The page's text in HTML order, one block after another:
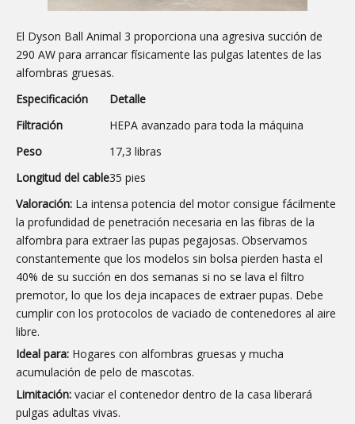
El Dyson Ball Animal 3 proporciona una agresiva succión de
290 AW para arrancar físicamente las pulgas latentes de las
alfombras gruesas.
Especificación
Detalle
Filtración
HEPA avanzado para toda la máquina
Peso
17,3 libras
Longitud del cable35 pies
Valoración: La intensa potencia del motor consigue fácilmente
la profundidad de penetración necesaria en las fibras de la
alfombra para extraer las pupas pegajosas. Observamos
constantemente que los modelos sin bolsa pierden hasta el
40% de su succión en dos semanas si no se lava el filtro
premotor, lo que los deja incapaces de extraer pupas. Debe
cumplir con los protocolos de vaciado de contenedores al aire
libre.
Ideal para: Hogares con alfombras gruesas y mucha
acumulación de pelo de mascotas.
Limitación: vaciar el contenedor dentro de la casa liberará
pulgas adultas vivas.